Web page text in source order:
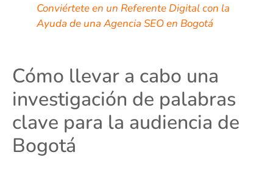
Conviértete en un Referente Digital con la
Ayuda de una Agencia SEO en Bogotá
Cómo llevar a cabo una
investigación de palabras
clave para la audiencia de
Bogotá